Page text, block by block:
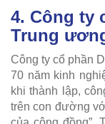
4. Công ty
Trung
Công ty cổ phần
70 năm kinh
khi thành lập,
trên con đường